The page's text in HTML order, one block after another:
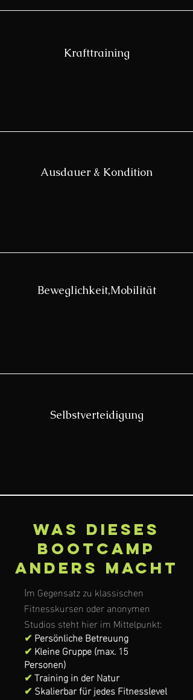
Krafttraining
Ausdauer & Kondition
Beweglichkeit,Mobilität
Selbstverteidigung
Was dieses
Bootcamp
anders macht
Im Gegensatz zu klassischen
Fitnesskursen oder anonymen
Studios steht hier im Mittelpunkt:
✔ Persönliche Betreuung
✔ Kleine Gruppe (max. 15
Personen)
✔Training in der Natur
✔ Skalierbar für jedes Fitnesslevel